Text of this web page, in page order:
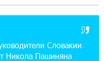
в играх»: IDBank
на школьников
Словакии
Никола Пашиняна